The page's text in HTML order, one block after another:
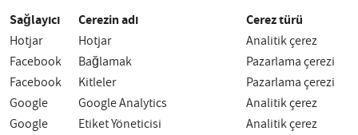
Sağlayıcı Çerezin adı Çerez türü
Hotjar Hotjar
Analitik çerez
Facebook
Bağlamak
Pazarlama çerezi
Facebook
Kitleler
Pazarlama çerezi
Google
Google Analytics
Analitik çerez
Google
Etiket Yöneticisi
Analitik çerez